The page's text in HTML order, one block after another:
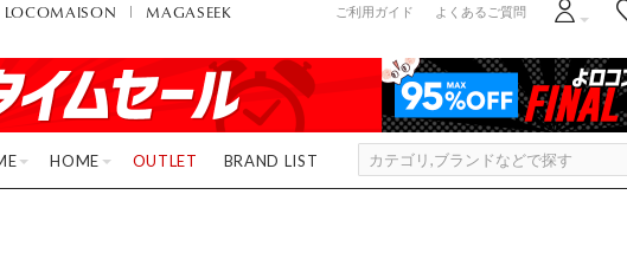
LOCOMAISON MAGASEEK ご利用ガイド よくあるご質問
HOME OUTLET BRAND LIST